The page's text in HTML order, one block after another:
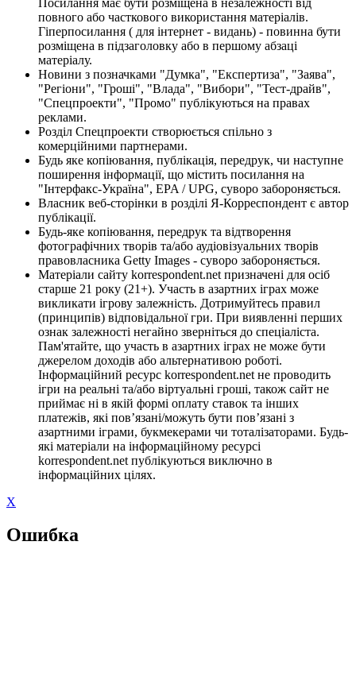
повного або часткового використання матеріалів.
Гіперпосилання ( для інтернет - видань) - повинна бути
розміщена в підзаголовку або в першому абзаці
матеріалу.
Новини з позначками "Думка", "Експертиза", "Заява",
"Регіони", "Гроші", "Влада", "Вибори", "Тест-драйв",
"Спецпроекти", "Промо" публікуються на правах
реклами.
Розділ Спецпроекти створюється спільно з
комерційними партнерами.
Будь яке копіювання, публікація, передрук, чи наступне
поширення інформації, що містить посилання на
"Інтерфакс-Україна", EPA / UPG, суворо забороняється.
Власник веб-сторінки в розділі Я-Корреспондент є автор
публікації.
Будь-яке копіювання, передрук та відтворення
фотографічних творів та/або аудіовізуальних творів
правовласника Getty Images - суворо забороняється.
Матеріали сайту korrespondent.net призначені для осіб
старше 21 року (21+). Участь в азартних іграх може
викликати ігрову залежність. Дотримуйтесь правил
(принципів) відповідальної гри. При виявленні перших
ознак залежності негайно зверніться до спеціаліста.
Пам'ятайте, що участь в азартних іграх не може бути
джерелом доходів або альтернативою роботі.
Інформаційний ресурс korrespondent.net не проводить
ігри на реальні та/або віртуальні гроші, також сайт не
приймає ні в якій формі оплату ставок та інших
платежів, які пов’язані/можуть бути пов’язані з
азартними іграми, букмекерами чи тоталізаторами. Будь-
які матеріали на інформаційному ресурсі
korrespondent.net публікуються виключно в
інформаційних цілях.
X
Ошибка